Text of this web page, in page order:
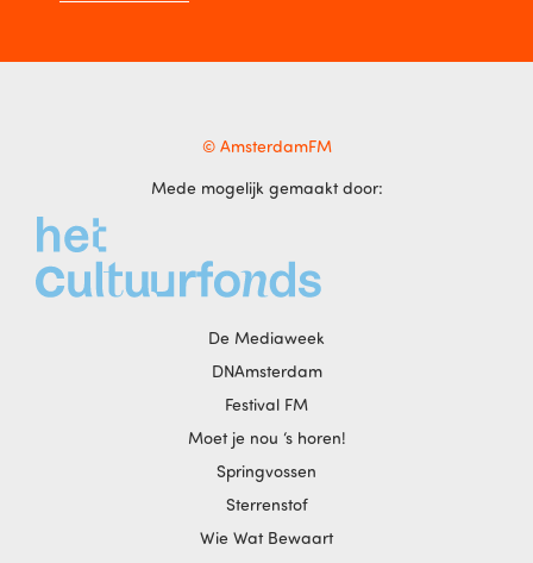
© AmsterdamFM
Mede mogelijk gemaakt door:
De Mediaweek
DNAmsterdam
Festival FM
Moet je nou ‘s horen!
Springvossen
Sterrenstof
Wie Wat Bewaart